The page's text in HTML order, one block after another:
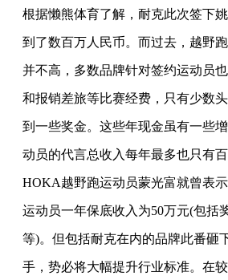
根据懒熊体育了解，耐克此次签下
到了数百万人民币。而过去，越野
并不高，多数品牌针对签约运动员
和报销差旅等比赛经费，只有少数
到一些奖金。这些年现金虽有一些
动员的代言总收入每年最多也只有百
HOKA越野跑运动员蒙光富就曾表
运动员一年保底收入为50万元(包括
等)。但包括耐克在内的品牌此番砸
手，势必将大幅提升行业标准。在